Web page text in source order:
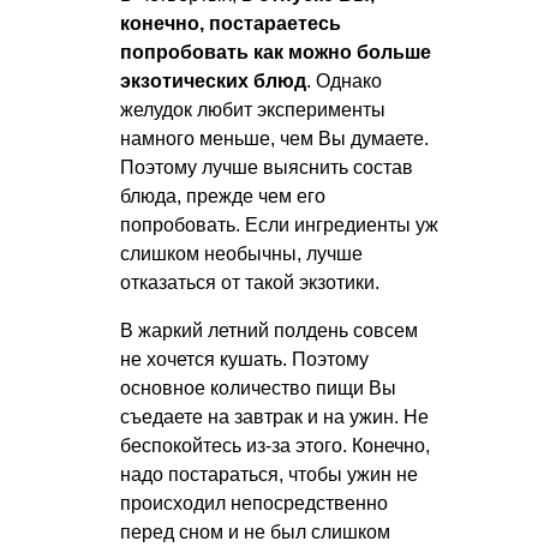
конечно, постараетесь
попробовать как можно больше
экзотических блюд. Однако
желудок любит эксперименты
намного меньше, чем Вы думаете.
Поэтому лучше выяснить состав
блюда, прежде чем его
попробовать. Если ингредиенты уж
слишком необычны, лучше
отказаться от такой экзотики.
В жаркий летний полдень совсем
не хочется кушать. Поэтому
основное количество пищи Вы
съедаете на завтрак и на ужин. Не
беспокойтесь из-за этого. Конечно,
надо постараться, чтобы ужин не
происходил непосредственно
перед сном и не был слишком